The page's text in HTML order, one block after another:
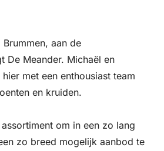
aan de
De Meander. Michaël en
met een enthousiast team
en kruiden.
om in een zo lang
zo breed mogelijk aanbod te